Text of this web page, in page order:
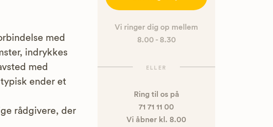
med
indrykkes
med
ender et
rådgivere, der
Vi ringer dig op mellem
8.00 - 8.30
ELLER
Ring til os på
71 71 11 00
Vi åbner kl. 8.00